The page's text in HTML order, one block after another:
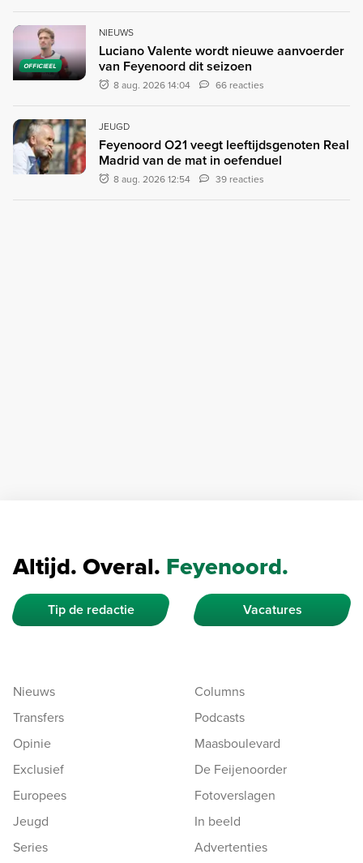
OFFICIEEL
NIEUWS
Luciano Valente wordt nieuwe aanvoerder
van Feyenoord dit seizoen
8 aug. 2026 14:04 66 reacties
JEUGD
Feyenoord O21 veegt leeftijdsgenoten Real
Madrid van de mat in oefenduel
8 aug. 2026 12:54 39 reacties
Altijd. Overal. Feyenoord.
Tip de redactie Vacatures
Nieuws
Transfers
Opinie
Exclusief
Europees
Jeugd
Series
Columns
Podcasts
Maasboulevard
De Feijenoorder
Fotoverslagen
In beeld
Advertenties